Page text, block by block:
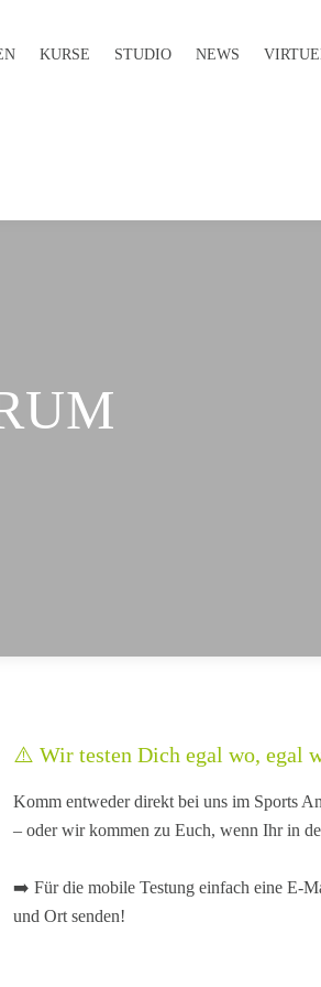
KURSE STUDIO NEWS
⚠️ Wir testen Dich egal wo, egal
Komm entweder direkt bei uns im Sports
– oder wir kommen zu Euch, wenn Ihr in
➡️ Für die mobile Testung einfach eine E-
und Ort senden!